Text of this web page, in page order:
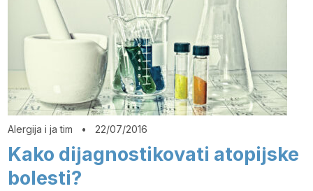
Alergija i ja tim • 22/07/2016
Kako dijagnostikovati atopijske
bolesti?